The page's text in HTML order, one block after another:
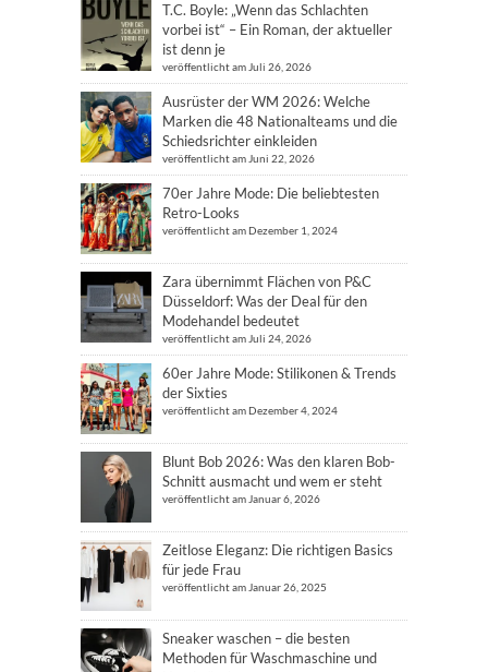
T.C. Boyle: „Wenn das Schlachten
vorbei ist“ – Ein Roman, der aktueller
ist denn je
veröffentlicht am Juli 26, 2026
Ausrüster der WM 2026: Welche
Marken die 48 Nationalteams und die
Schiedsrichter einkleiden
veröffentlicht am Juni 22, 2026
70er Jahre Mode: Die beliebtesten
Retro-Looks
veröffentlicht am Dezember 1, 2024
Zara übernimmt Flächen von P&C
Düsseldorf: Was der Deal für den
Modehandel bedeutet
veröffentlicht am Juli 24, 2026
60er Jahre Mode: Stilikonen & Trends
der Sixties
veröffentlicht am Dezember 4, 2024
Blunt Bob 2026: Was den klaren Bob-
Schnitt ausmacht und wem er steht
veröffentlicht am Januar 6, 2026
Zeitlose Eleganz: Die richtigen Basics
für jede Frau
veröffentlicht am Januar 26, 2025
Sneaker waschen – die besten
Methoden für Waschmaschine und